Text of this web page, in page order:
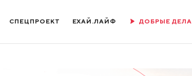
СПЕЦПРОЕКТ ЕХАЙ.ЛАЙФ ДОБРЫЕ ДЕЛА